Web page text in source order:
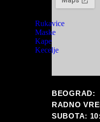
Rukavice
Maske
Kape
Kecelje
BEOGRAD:
RADNO
SUBOTA: